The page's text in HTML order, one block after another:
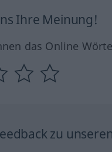
Ihre Meinung!
das Online
zu